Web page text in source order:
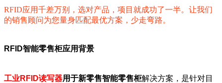
RFID应用千差万别，选对产品，项目就成功了一半。让我们
的销售顾问为您量身匹配最优方案，少走弯路。
RFID智能零售柜应用背景
工业RFID读写器用于新零售智能零售柜解决方案，是针对目